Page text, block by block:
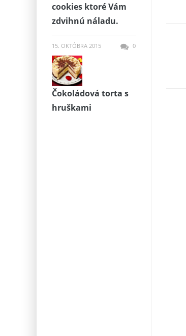
cookies ktoré Vám
zdvihnú náladu.
15. OKTÓBRA 2015 0
Čokoládová torta s
hruškami